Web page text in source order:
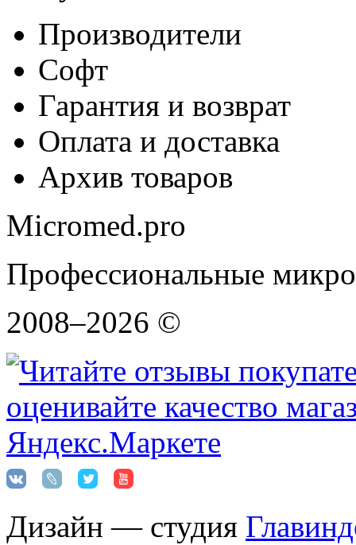
Производители
Софт
Гарантия и возврат
Оплата и доставка
Архив товаров
Micromed.pro
Профессиональные
2008–2026 ©
Дизайн — студия